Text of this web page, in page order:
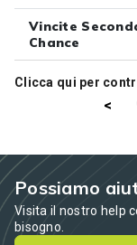
Vincite
Chance
Clicca qui per
<
Possiamo
Visita il nostro help
bisogno.